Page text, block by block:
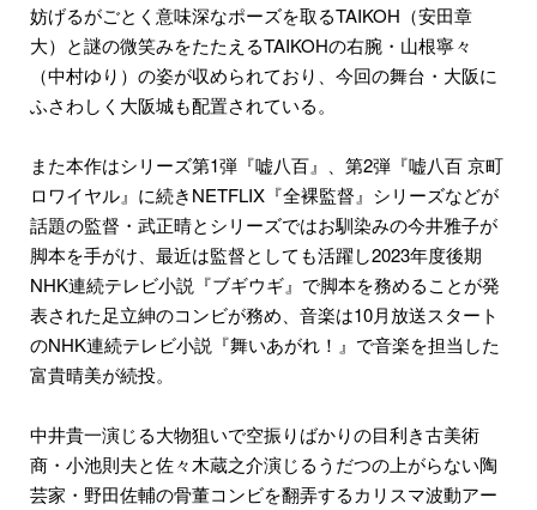
妨げるがごとく意味深なポーズを取るTAIKOH（安田章
大）と謎の微笑みをたたえるTAIKOHの右腕・山根寧々
（中村ゆり）の姿が収められており、今回の舞台・大阪に
ふさわしく大阪城も配置されている。
また本作はシリーズ第1弾『嘘八百』、第2弾『嘘八百 京町
ロワイヤル』に続きNETFLIX『全裸監督』シリーズなどが
話題の監督・武正晴とシリーズではお馴染みの今井雅子が
脚本を手がけ、最近は監督としても活躍し2023年度後期
NHK連続テレビ小説『ブギウギ』で脚本を務めることが発
表された足立紳のコンビが務め、音楽は10月放送スタート
のNHK連続テレビ小説『舞いあがれ！』で音楽を担当した
富貴晴美が続投。
中井貴一演じる大物狙いで空振りばかりの目利き古美術
商・小池則夫と佐々木蔵之介演じるうだつの上がらない陶
芸家・野田佐輔の骨董コンビを翻弄するカリスマ波動アー